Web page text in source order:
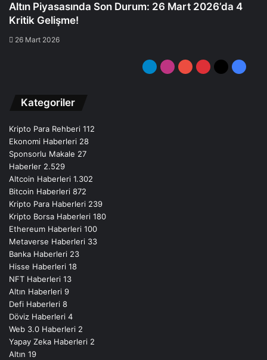
Altın Piyasasında Son Durum: 26 Mart 2026’da 4
Kritik Gelişme!
26 Mart 2026
Pinterest
YouTube
Instagram
Telegram
Kategoriler
Kripto Para Rehberi 112
Ekonomi Haberleri 28
Sponsorlu Makale 27
Haberler 2.529
Altcoin Haberleri 1.302
Bitcoin Haberleri 872
Kripto Para Haberleri 239
Kripto Borsa Haberleri 180
Ethereum Haberleri 100
Metaverse Haberleri 33
Banka Haberleri 23
Hisse Haberleri 18
NFT Haberleri 13
Altın Haberleri 9
Defi Haberleri 8
Döviz Haberleri 4
Web 3.0 Haberleri 2
Yapay Zeka Haberleri 2
Altın 19